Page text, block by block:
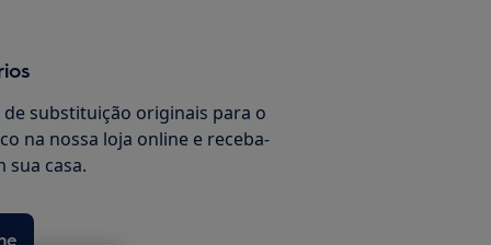
de substituição originais para o
na nossa loja online e receba-
sua casa.